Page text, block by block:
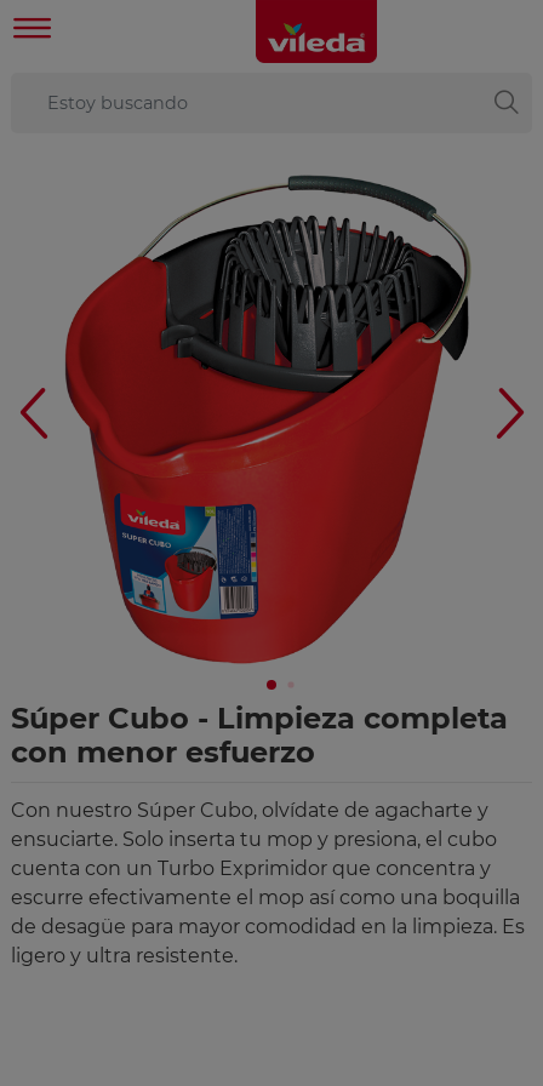
Súper Cubo - Limpieza completa
con menor esfuerzo
Con nuestro Súper Cubo, olvídate de agacharte y
ensuciarte. Solo inserta tu mop y presiona, el cubo
cuenta con un Turbo Exprimidor que concentra y
escurre efectivamente el mop así como una boquilla
de desagüe para mayor comodidad en la limpieza. Es
ligero y ultra resistente.